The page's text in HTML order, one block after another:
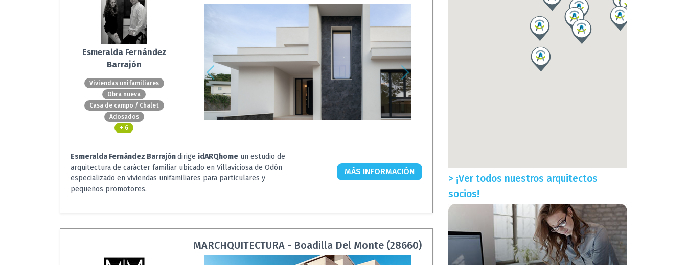
Esmeralda Fernández
Barrajón
Viviendas unifamiliares
Obra nueva
Casa de campo / Chalet
Adosados
+ 6
Esmeralda Fernández Barrajóndirige idARQhome un estudio de
arquitectura de carácter familiar ubicado en Villaviciosa de Odón
especializado en viviendas unifamiliares para particulares y
pequeños promotores.
MÁS INFORMACIÓN
MARCHQUITECTURA - Boadilla Del Monte (28660)
> ¡Ver todos nuestros arquitectos
socios!